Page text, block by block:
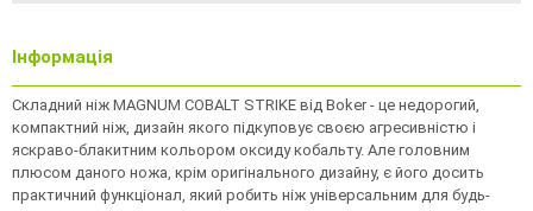
Інформація
Складний ніж MAGNUM COBALT STRIKE від Boker - це недорогий,
компактний ніж, дизайн якого підкуповує своєю агресивністю і
яскраво-блакитним кольором оксиду кобальту. Але головним
плюсом даного ножа, крім оригінального дизайну, є його досить
практичний функціонал, який робить ніж універсальним для будь-